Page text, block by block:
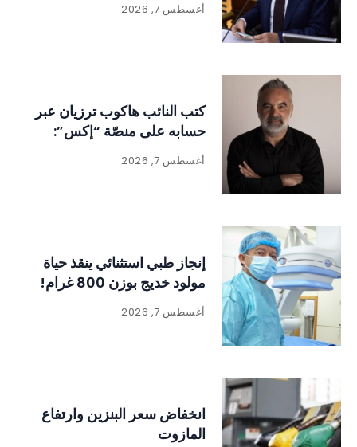
أغسطس 7, 2026
كتب النائب هاكوب ترزيان عبر
حسابه على منصّة “إكس”:
أغسطس 7, 2026
إنجاز طبي استثنائي ينقذ حياة
مولود خديج بوزن 800 غرام!
أغسطس 7, 2026
انخفاض سعر البنزين وارتفاع
المازوت